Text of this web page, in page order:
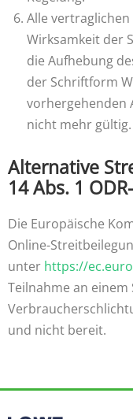
Alle
Wirksamkeit der
die Aufhebung
der Schriftform
vorhergehenden
nicht mehr gültig.
Alternative
14 Abs. 1
Die Europäische
Online-
unter https://
Teilnahme an
und nicht bereit.